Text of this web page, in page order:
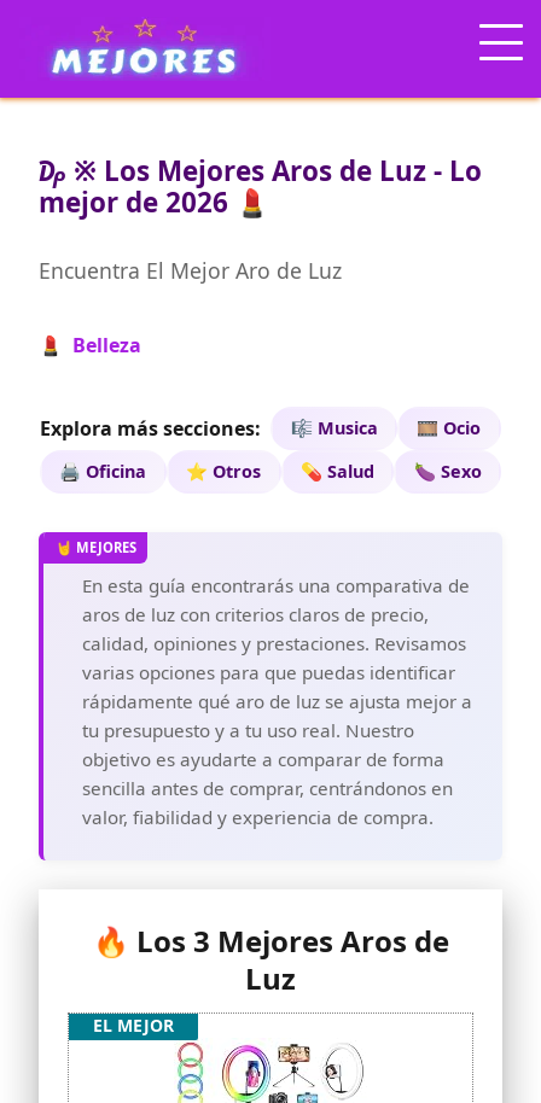
₯ ※ Los Mejores Aros de Luz - Lo
mejor de 2026 💄
Encuentra El Mejor Aro de Luz
💄 Belleza
Explora más secciones: 🎼 Musica
🎞️ Ocio
🖨️ Oficina
⭐ Otros 💊 Salud 🍆 Sexo
En esta guía encontrarás una comparativa de
aros de luz con criterios claros de precio,
calidad, opiniones y prestaciones. Revisamos
varias opciones para que puedas identificar
rápidamente qué aro de luz se ajusta mejor a
tu presupuesto y a tu uso real. Nuestro
objetivo es ayudarte a comparar de forma
sencilla antes de comprar, centrándonos en
valor, fiabilidad y experiencia de compra.
🔥 Los 3 Mejores Aros de
Luz
EL MEJOR